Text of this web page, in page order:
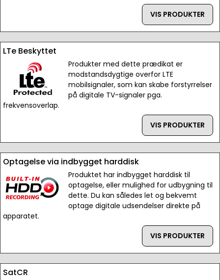
VIS PRODUKTER
LTe Beskyttet
Produkter med dette prædikat er
modstandsdygtige overfor LTE
mobilsignaler, som kan skabe forstyrrelser
på digitale TV-signaler pga.
frekvensoverlap.
VIS PRODUKTER
Optagelse via indbygget harddisk
Produktet har indbygget harddisk til
optagelse, eller mulighed for udbygning til
dette. Du kan således let og bekvemt
optage digitale udsendelser direkte på
apparatet.
VIS PRODUKTER
SatCR